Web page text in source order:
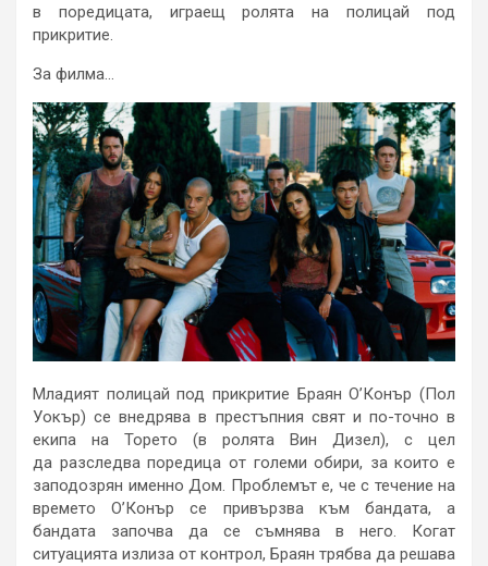
в поредицата, играещ ролята на полицай под
прикритие.
За филма…
Младият полицай под прикритие Браян О’Конър (Пол
Уокър) се внедрява в престъпния свят и по-точно в
екипа на Торето (в ролята Вин Дизел), с цел
да разследва поредица от големи обири, за които е
заподозрян именно Дом. Проблемът е, че с течение на
времето О’Конър се привързва към бандата, а
бандата започва да се съмнява в него. Когат
ситуацията излиза от контрол, Браян трябва да решава